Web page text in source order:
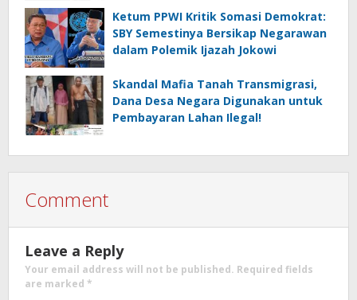
Ketum PPWI Kritik Somasi Demokrat:
SBY Semestinya Bersikap Negarawan
dalam Polemik Ijazah Jokowi
Skandal Mafia Tanah Transmigrasi,
Dana Desa Negara Digunakan untuk
Pembayaran Lahan Ilegal!
Comment
Leave a Reply
Your email address will not be published. Required fields
are marked *